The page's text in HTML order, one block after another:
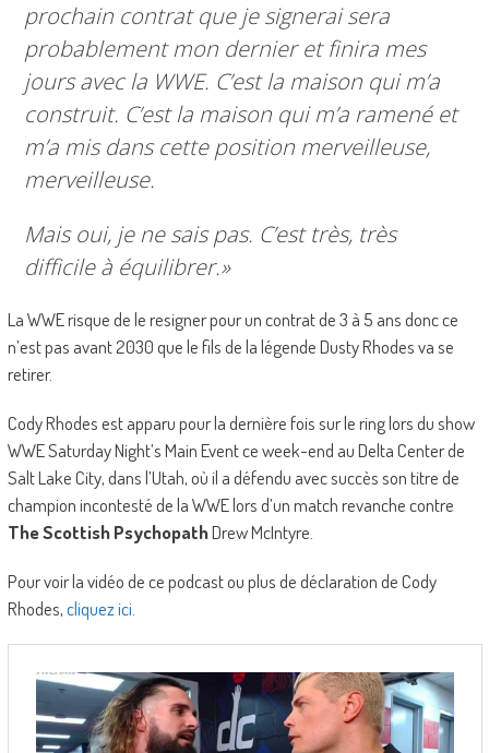
prochain contrat que je signerai sera
probablement mon dernier et finira mes
jours avec la WWE. C’est la maison qui m’a
construit. C’est la maison qui m’a ramené et
m’a mis dans cette position merveilleuse,
merveilleuse.
Mais oui, je ne sais pas. C’est très, très
difficile à équilibrer.»
La WWE risque de le resigner pour un contrat de 3 à 5 ans donc ce
n’est pas avant 2030 que le fils de la légende Dusty Rhodes va se
retirer.
Cody Rhodes est apparu pour la dernière fois sur le ring lors du show
WWE Saturday Night’s Main Event ce week-end au Delta Center de
Salt Lake City, dans l’Utah, où il a défendu avec succès son titre de
champion incontesté de la WWE lors d’un match revanche contre
The Scottish PsychopathDrew McIntyre.
Pour voir la vidéo de ce podcast ou plus de déclaration de Cody
Rhodes,cliquez ici.